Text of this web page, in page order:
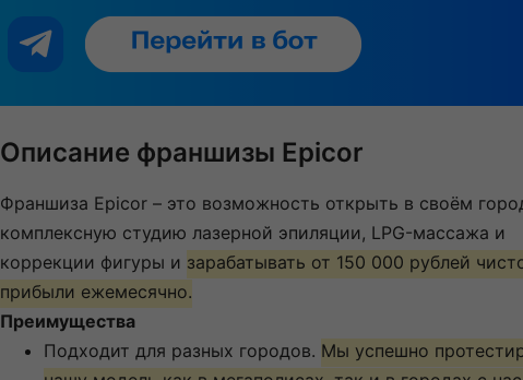
Описание франшизы Epicor
Франшиза Epicor – это возможность открыть в своём
комплексную студию лазерной эпиляции, LPG-массажа и
коррекции фигуры и зарабатывать от 150 000 рублей
прибыли ежемесячно.
Преимущества
Подходит для разных городов. Мы успешно